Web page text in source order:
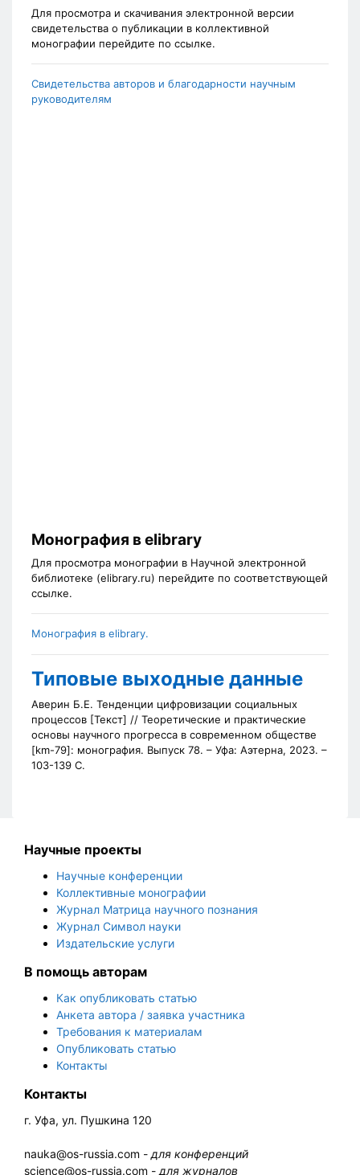
Для просмотра и скачивания электронной версии
свидетельства о публикации в коллективной
монографии перейдите по ссылке.
Свидетельства авторов и благодарности научным
руководителям
Монография в elibrary
Для просмотра монографии в Научной электронной
библиотеке (elibrary.ru) перейдите по соответствующей
ссылке.
Монография в elibrary.
Типовые выходные данные
Аверин Б.Е. Тенденции цифровизации социальных
процессов [Текст] // Теоретические и практические
основы научного прогресса в современном обществе
[km-79]: монография. Выпуск 78. – Уфа: Аэтерна, 2023. –
103-139 С.
Научные проекты
Научные конференции
Коллективные монографии
Журнал Матрица научного познания
Журнал Символ науки
Издательские услуги
В помощь авторам
Как опубликовать статью
Анкета автора / заявка участника
Требования к материалам
Опубликовать статью
Контакты
Контакты
г. Уфа, ул. Пушкина 120
nauka@os-russia.com - для конференций
science@os-russia.com - для журналов